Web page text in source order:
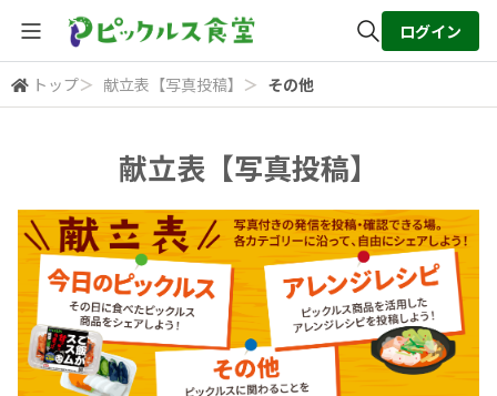
全体検索
ログイン
トップ＞ 献立表【写真投稿】 ＞ その他
献立表【写真投稿】